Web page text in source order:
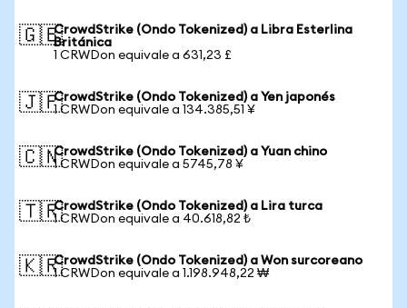
🇬🇧CrowdStrike (Ondo Tokenized) a Libra Esterlina
Británica
1 CRWDon equivale a 631,23 £
🇯🇵CrowdStrike (Ondo Tokenized) a Yen japonés
1 CRWDon equivale a 134.385,51 ¥
🇨🇳CrowdStrike (Ondo Tokenized) a Yuan chino
1 CRWDon equivale a 5745,78 ¥
🇹🇷CrowdStrike (Ondo Tokenized) a Lira turca
1 CRWDon equivale a 40.618,82 ₺
🇰🇷CrowdStrike (Ondo Tokenized) a Won surcoreano
1 CRWDon equivale a 1.198.948,22 ₩